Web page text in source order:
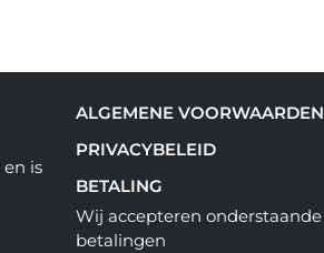
is
ALGEMENE VOORWAARDEN
PRIVACYBELEID
BETALING
Wij accepteren onderstaande
betalingen